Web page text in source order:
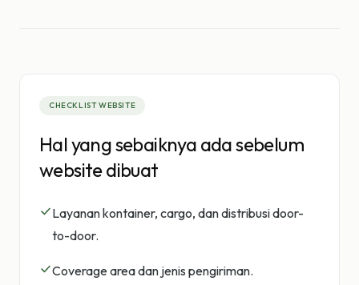
CHECKLIST WEBSITE
Hal yang sebaiknya ada sebelum
website dibuat
Layanan kontainer, cargo, dan distribusi door-
to-door.
Coverage area dan jenis pengiriman.